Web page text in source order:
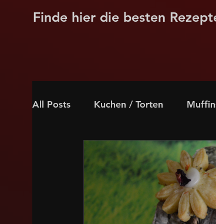
Finde hier die besten
All Posts Kuchen / Torten
für Kaffeeholiker
glutenfrei, laktosefrei